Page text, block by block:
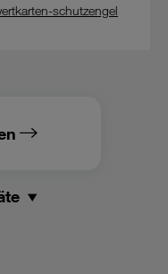
schutzengel